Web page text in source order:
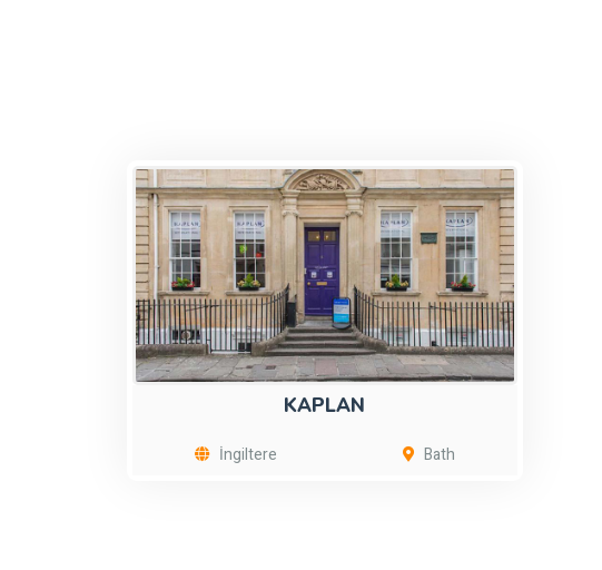
KAPLAN
İngiltere Bath